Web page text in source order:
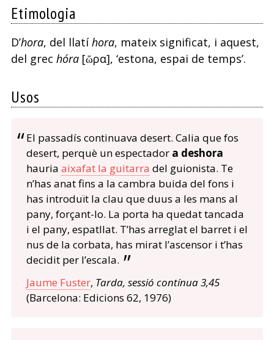
Etimologia
D’hora, del llatíhora, mateix significat, i aquest,
del grec hóra[ὥρα], ‘estona, espai de temps’.
Usos
El passadís continuava desert. Calia que fos
desert, perquè un espectador a deshora
hauria aixafat la guitarra del guionista. Te
n’has anat fins a la cambra buida del fons i
has introduït la clau que duus a les mans al
pany, forçant-lo. La porta ha quedat tancada
i el pany, espatllat. T’has arreglat el barret i el
nus de la corbata, has mirat l’ascensor i t’has
decidit per l’escala.
Jaume Fuster, Tarda, sessió contínua 3,45
(Barcelona: Edicions 62, 1976)